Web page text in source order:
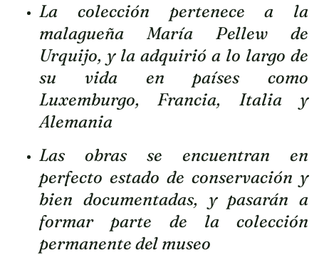
La colección pertenece a la
malagueña María Pellew de
Urquijo, y la adquirió a lo largo de
su vida en países como
Luxemburgo, Francia, Italia y
Alemania
Las obras se encuentran en
perfecto estado de conservación y
bien documentadas, y pasarán a
formar parte de la colección
permanente del museo